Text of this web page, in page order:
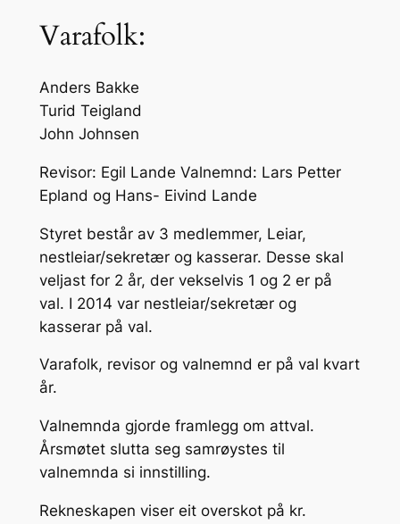
Varafolk:
Anders Bakke
Turid Teigland
John Johnsen
Revisor: Egil Lande Valnemnd: Lars Petter
Epland og Hans- Eivind Lande
Styret består av 3 medlemmer, Leiar,
nestleiar/sekretær og kasserar. Desse skal
veljast for 2 år, der vekselvis 1 og 2 er på
val. I 2014 var nestleiar/sekretær og
kasserar på val.
Varafolk, revisor og valnemnd er på val kvart
år.
Valnemnda gjorde framlegg om attval.
Årsmøtet slutta seg samrøystes til
valnemnda si innstilling.
Rekneskapen viser eit overskot på kr.